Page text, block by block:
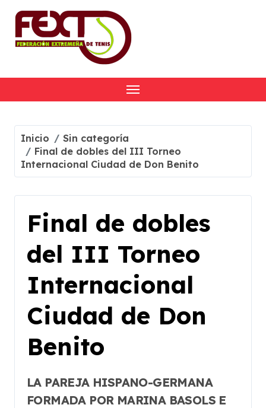
content
Inicio
Sin categoría
Final de dobles del III Torneo
Internacional Ciudad de Don Benito
Final de dobles
del III Torneo
Internacional
Ciudad de Don
Benito
LA PAREJA HISPANO-GERMANA
FORMADA POR MARINA BASOLS E